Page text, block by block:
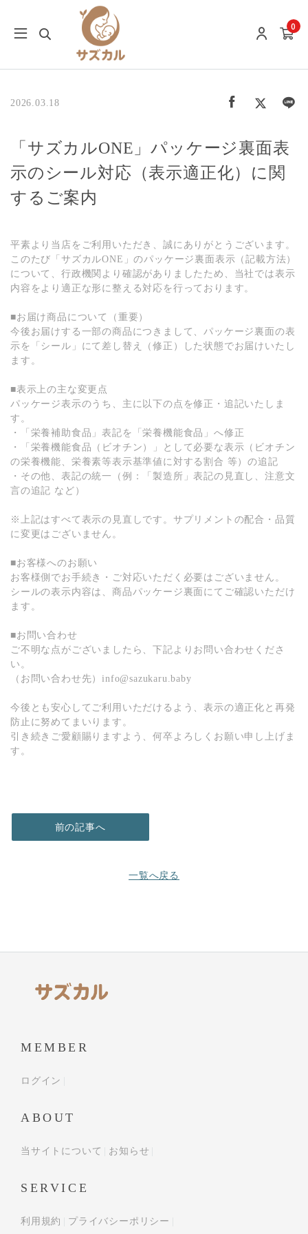
0
2026.03.18
「サズカルONE」パッケージ裏面表
示のシール対応（表示適正化）に関
するご案内
平素より当店をご利用いただき、誠にありがとうございます。
このたび「サズカルONE」のパッケージ裏面表示（記載方法）
について、行政機関より確認がありましたため、当社では表示
内容をより適正な形に整える対応を行っております。
■お届け商品について（重要）
今後お届けする一部の商品につきまして、パッケージ裏面の表
示を「シール」にて差し替え（修正）した状態でお届けいたし
ます。
■表示上の主な変更点
パッケージ表示のうち、主に以下の点を修正・追記いたしま
す。
・「栄養補助食品」表記を「栄養機能食品」へ修正
・「栄養機能食品（ビオチン）」として必要な表示（ビオチン
の栄養機能、栄養素等表示基準値に対する割合 等）の追記
・その他、表記の統一（例：「製造所」表記の見直し、注意文
言の追記 など）
※上記はすべて表示の見直しです。サプリメントの配合・品質
に変更はございません。
■お客様へのお願い
お客様側でお手続き・ご対応いただく必要はございません。
シールの表示内容は、商品パッケージ裏面にてご確認いただけ
ます。
■お問い合わせ
ご不明な点がございましたら、下記よりお問い合わせくださ
い。
（お問い合わせ先）info@sazukaru.baby
今後とも安心してご利用いただけるよう、表示の適正化と再発
防止に努めてまいります。
引き続きご愛顧賜りますよう、何卒よろしくお願い申し上げま
す。
前の記事へ
一覧へ戻る
MEMBER
ログイン
ABOUT
当サイトについて お知らせ
SERVICE
利用規約 プライバシーポリシー